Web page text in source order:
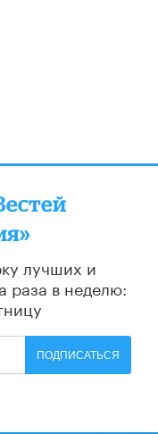
лучших и
раза в неделю:
ПОДПИСАТЬСЯ